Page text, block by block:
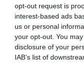
opt-out request is
interest-based ads
us or personal
your opt-out. You
disclosure of your
IAB’s list of
όλο και κάπου
οι πιο πολλοί,
Όταν, όμως, δεν το
σου, η αλήθεια
εντελώς